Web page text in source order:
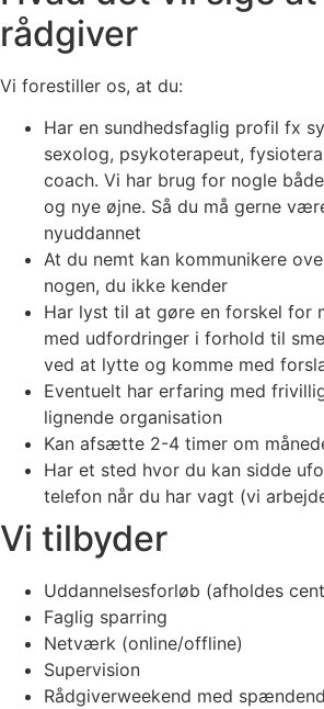
rådgiver
Vi forestiller os, at du:
Har en sundhedsfaglig profil fx
sexolog, psykoterapeut,
coach. Vi har brug for nogle både
og nye øjne. Så du må gerne
nyuddannet
At du nemt kan kommunikere
nogen, du ikke kender
Har lyst til at gøre en forskel for
med udfordringer i forhold til
ved at lytte og komme med
Eventuelt har erfaring med
lignende organisation
Kan afsætte 2-4 timer om
Har et sted hvor du kan sidde
telefon når du har vagt (vi
Vi tilbyder
Uddannelsesforløb (afholdes
Faglig sparring
Netværk (online/offline)
Supervision
Rådgiverweekend med